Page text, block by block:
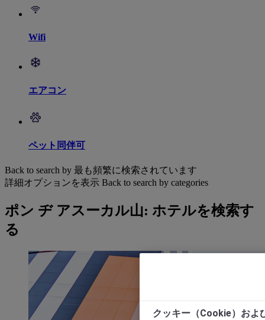
Wifi
エアコン
ペット同伴可
Back to search by 最も頻繁に検索されています
詳細オプションを表示 Back to search by categories
ポン ヂ アスーカル山: ホテルを検索す
る
クッキー（Cookie）およ